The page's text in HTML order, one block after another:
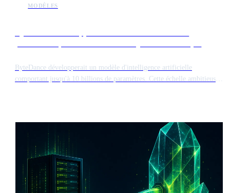
MODÈLES
ByteDance développerait un modèle d'intelligence artificielle
comportant jusqu'à 10 billions de paramètres. Cette échelle ambitieuse